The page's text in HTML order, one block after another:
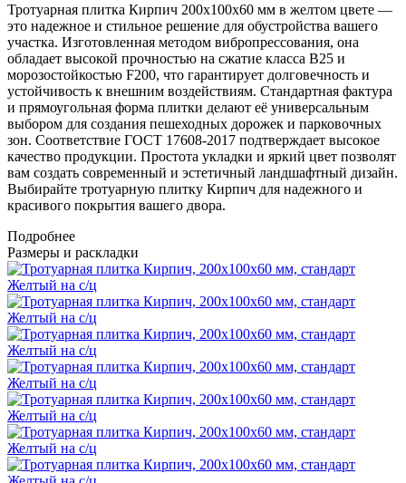
Тротуарная плитка Кирпич 200х100х60 мм в желтом цвете —
это надежное и стильное решение для обустройства вашего
участка. Изготовленная методом вибропрессования, она
обладает высокой прочностью на сжатие класса B25 и
морозостойкостью F200, что гарантирует долговечность и
устойчивость к внешним воздействиям. Стандартная фактура
и прямоугольная форма плитки делают её универсальным
выбором для создания пешеходных дорожек и парковочных
зон. Соответствие ГОСТ 17608-2017 подтверждает высокое
качество продукции. Простота укладки и яркий цвет позволят
вам создать современный и эстетичный ландшафтный дизайн.
Выбирайте тротуарную плитку Кирпич для надежного и
красивого покрытия вашего двора.
Подробнее
Размеры и раскладки